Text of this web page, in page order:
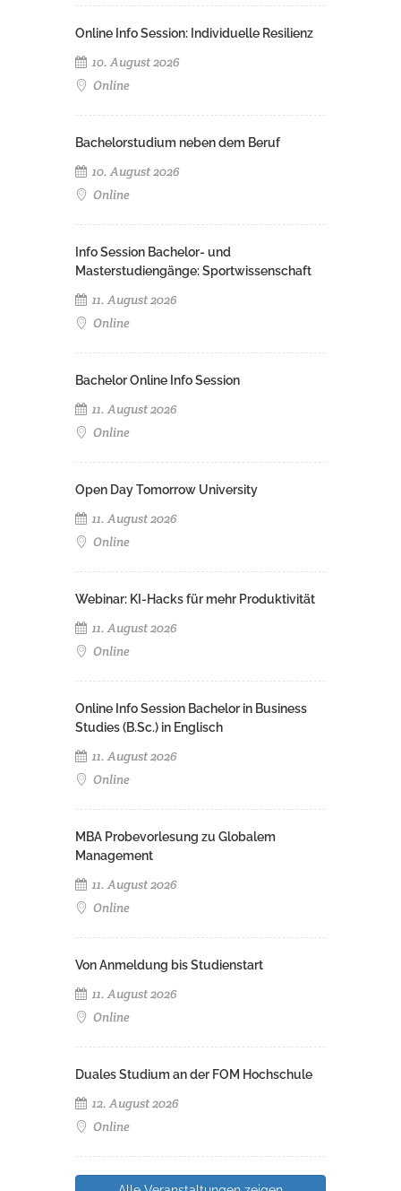
Online Info Session: Individuelle Resilienz
10. August 2026
Online
Bachelorstudium neben dem Beruf
10. August 2026
Online
Info Session Bachelor- und
Masterstudiengänge: Sportwissenschaft
11. August 2026
Online
Bachelor Online Info Session
11. August 2026
Online
Open Day Tomorrow University
11. August 2026
Online
Webinar: KI-Hacks für mehr Produktivität
11. August 2026
Online
Online Info Session Bachelor in Business
Studies (B.Sc.) in Englisch
11. August 2026
Online
MBA Probevorlesung zu Globalem
Management
11. August 2026
Online
Von Anmeldung bis Studienstart
11. August 2026
Online
Duales Studium an der FOM Hochschule
12. August 2026
Online